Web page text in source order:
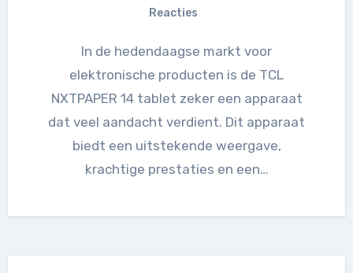
Reacties
In de hedendaagse markt voor
elektronische producten is de TCL
NXTPAPER 14 tablet zeker een apparaat
dat veel aandacht verdient. Dit apparaat
biedt een uitstekende weergave,
krachtige prestaties en een…